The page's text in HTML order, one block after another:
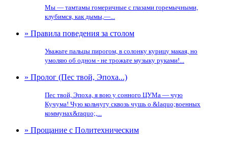
Мы — тамтамы гомеричные с глазами горемычными,
клубимся, как дымы,—...
» Правила поведения за столом
Уважьте пальцы пирогом, в солонку курицу макая, но
умоляю об одном - не трожьте музыку руками!...
» Пролог (Пес твой, Эпоха...)
Пес твой, Эпоха, я вою у сонного ЦУМа — чую
Кучума! Чую кольчугу сквозь чушь о &laquo;военных
коммунах&raquo;,...
» Прощание с Политехническим